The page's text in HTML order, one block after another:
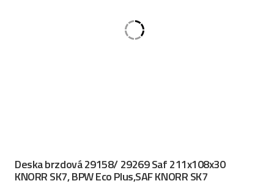
Deska brzdová 29158/ 29269 Saf 211x108x30
KNORR SK7, BPW Eco Plus,SAF KNORR SK7